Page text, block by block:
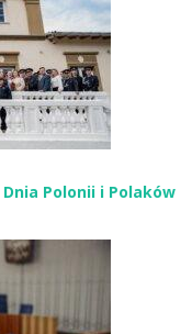
Polonii i Polaków